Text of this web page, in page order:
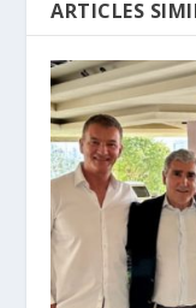
ARTICLES